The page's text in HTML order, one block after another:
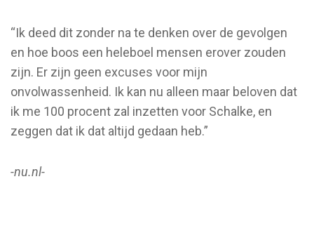
“Ik deed dit zonder na te denken over de gevolgen
en hoe boos een heleboel mensen erover zouden
zijn. Er zijn geen excuses voor mijn
onvolwassenheid. Ik kan nu alleen maar beloven dat
ik me 100 procent zal inzetten voor Schalke, en
zeggen dat ik dat altijd gedaan heb.”
-nu.nl-